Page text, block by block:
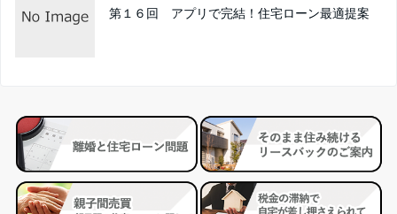
第１６回 アプリで完結！住宅ローン最適提案